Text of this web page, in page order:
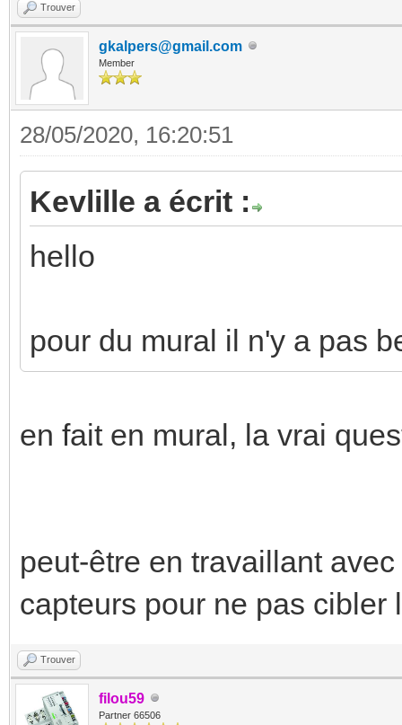
Trouver
gkalpers@gmail.com
Member
28/05/2020, 16:20:51
Kevlille a écrit :
hello
pour du mural il n'y a pas
en fait en mural, la vrai
peut-être en travaillant
capteurs pour ne pas cibler
Trouver
filou59
Partner 66506